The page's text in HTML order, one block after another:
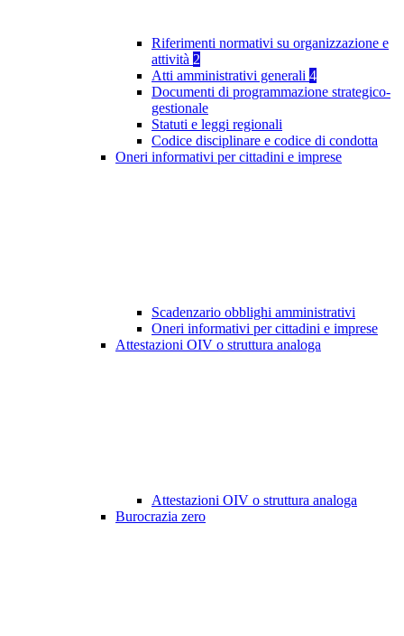
Riferimenti normativi su organizzazione e
attività 2
Atti amministrativi generali 4
Documenti di programmazione strategico-
gestionale
Statuti e leggi regionali
Codice disciplinare e codice di condotta
Oneri informativi per cittadini e imprese
Scadenzario obblighi amministrativi
Oneri informativi per cittadini e imprese
Attestazioni OIV o struttura analoga
Attestazioni OIV o struttura analoga
Burocrazia zero